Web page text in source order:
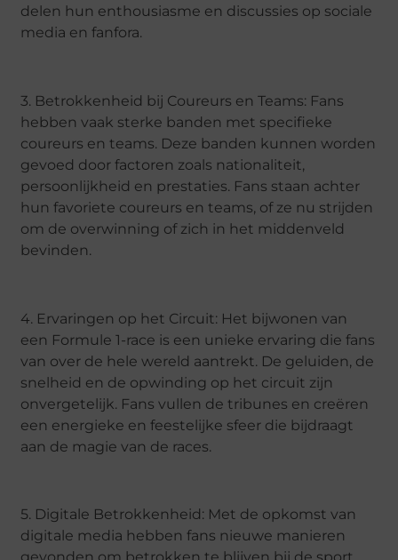
delen hun enthousiasme en discussies op sociale
media en fanfora.
3. Betrokkenheid bij Coureurs en Teams: Fans
hebben vaak sterke banden met specifieke
coureurs en teams. Deze banden kunnen worden
gevoed door factoren zoals nationaliteit,
persoonlijkheid en prestaties. Fans staan achter
hun favoriete coureurs en teams, of ze nu strijden
om de overwinning of zich in het middenveld
bevinden.
4. Ervaringen op het Circuit: Het bijwonen van
een Formule 1-race is een unieke ervaring die fans
van over de hele wereld aantrekt. De geluiden, de
snelheid en de opwinding op het circuit zijn
onvergetelijk. Fans vullen de tribunes en creëren
een energieke en feestelijke sfeer die bijdraagt
aan de magie van de races.
5. Digitale Betrokkenheid: Met de opkomst van
digitale media hebben fans nieuwe manieren